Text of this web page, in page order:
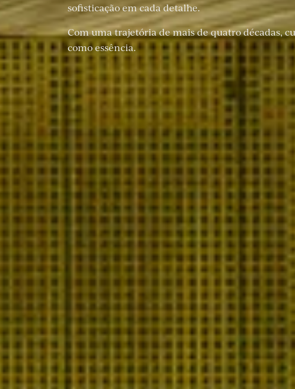
sofisticação em cada detalhe.
Com uma trajetória de mais de quatro décadas,
como essência.